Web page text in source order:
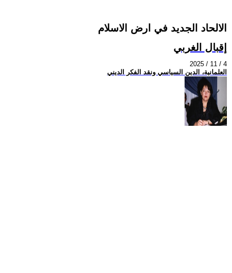
الالحاد الجديد في ارض الاسلام
إقبال الغربي
2025 / 11 / 4
العلمانية، الدين السياسي ونقد الفكر الديني